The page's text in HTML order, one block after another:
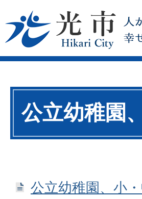
公立幼稚園
公立幼稚園、小